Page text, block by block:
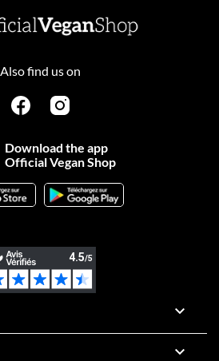
Also find us on
Download the app
Official Vegan Shop

